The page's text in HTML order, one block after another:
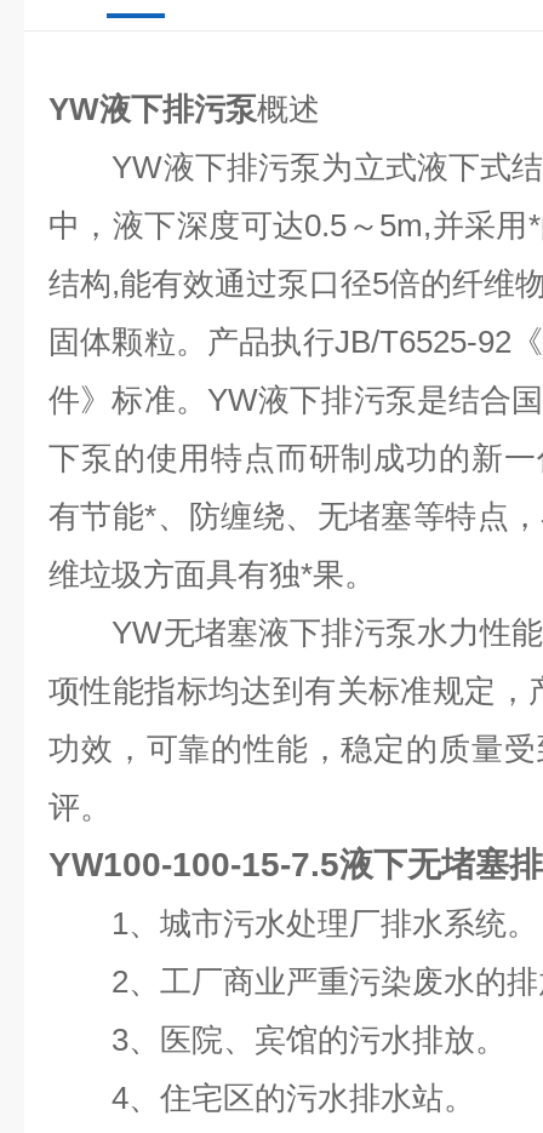
YW液下排污泵概述
YW液下排污泵为立式液下式结
中，液下深度可达0.5～5m,并采
结构,能有效通过泵口径5倍的纤维
固体颗粒。产品执行JB/T6525-92
件》标准。YW液下排污泵是结合
下泵的使用特点而研制成功的新
有节能*、防缠绕、无堵塞等特点
维垃圾方面具有独*果。
YW无堵塞液下排污泵水力性能
项性能指标均达到有关标准规定，
功效，可靠的性能，稳定的质量
评。
YW100-100-15-7.5液下无堵塞
1、城市污水处理厂排水系统。
2、工厂商业严重污染废水的排
3、医院、宾馆的污水排放。
4、住宅区的污水排水站。